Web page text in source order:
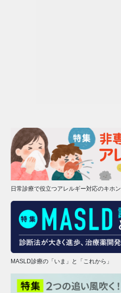
日常診療で役立つアレルギー対応のキホン
MASLD診療の「いま」と「これから」